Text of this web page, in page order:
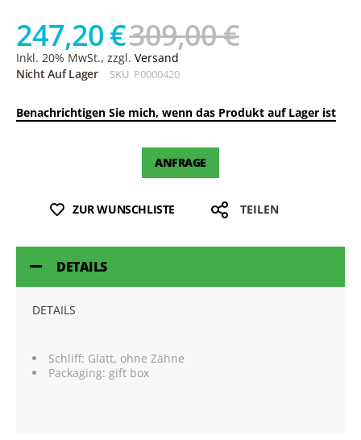
247,20 €309,00 €
Inkl. 20% MwSt., zzgl. Versand
Nicht Auf Lager
SKU P0000420
Benachrichtigen Sie mich, wenn das Produkt auf Lager ist
ANFRAGE
ZUR WUNSCHLISTE TEILEN
DETAILS
DETAILS
Schliff: Glatt, ohne Zähne
Packaging: gift box